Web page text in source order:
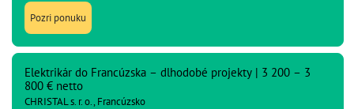
Pozri ponuku
Elektrikár do Francúzska – dlhodobé projekty | 3 200 – 3
800 € netto
CHRISTAL s. r. o., Francúzsko